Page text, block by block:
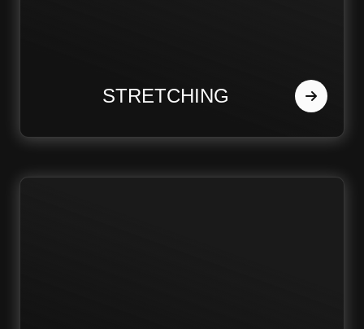
STRETCHING